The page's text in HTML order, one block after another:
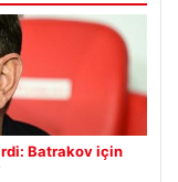
Batrakov için